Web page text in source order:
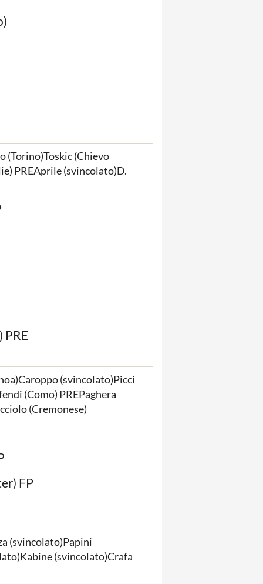
(Torino)Toskic (Chievo
PREAprile (svincolato)D.
PRE
(svincolato)Picci
(Como) PREPaghera
(Cremonese)
FP
(svincolato)Papini
(svincolato)Crafa